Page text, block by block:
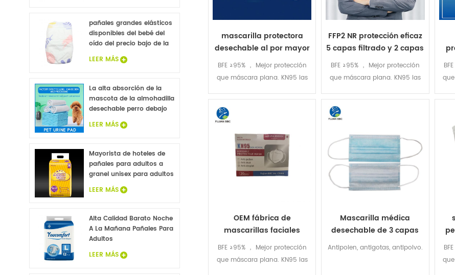
mascarilla protectora
desechable al por mayor
de alta calidad con filtro
de 5 capas KN95 FFP2
máscara Earloop tipo
BFE ≥95% ， Mejor protección
que máscara plana. KN95 las
en inglés con cinco capas de
FFP2 NR protección eficaz
5 capas filtrado y 2 capas
derretir soplado
BFE ≥95% ， Mejor protección
que máscara plana. KN95 las
en inglés con cinco capas de
en
OEM fábrica de
mascarillas faciales
comprar KN95 FFP2 en
venta
BFE ≥95% ， Mejor protección
que máscara plana. KN95 las
Mascarilla médica
desechable de 3 capas
Antipolen, antigotas, antipolvo.
pañales grandes elásticos
disponibles del bebé del
oído del precio bajo de la
venta caliente
LEER MÁS
La alta absorción de la
mascota de la almohadilla
desechable perro debajo
de la almohadilla de
celulosa fluff no tejido
cama de mayoreo
LEER MÁS
Mayorista de hoteles de
pañales para adultos a
granel unisex para adultos
pañales de la
incontinencia, pañales
gratis
LEER MÁS
Alta Calidad Barato Noche
A La Mañana Pañales Para
Adultos
LEER MÁS